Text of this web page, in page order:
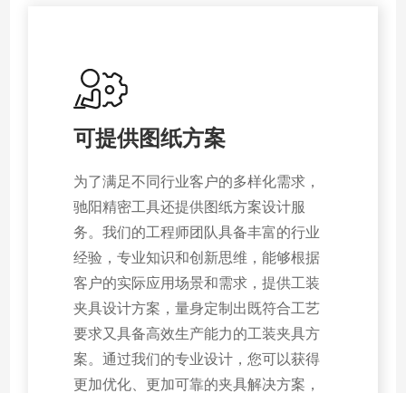
可提供图纸方案
为了满足不同行业客户的多样化需求，
驰阳精密工具还提供图纸方案设计服
务。我们的工程师团队具备丰富的行业
经验，专业知识和创新思维，能够根据
客户的实际应用场景和需求，提供工装
夹具设计方案，量身定制出既符合工艺
要求又具备高效生产能力的工装夹具方
案。通过我们的专业设计，您可以获得
更加优化、更加可靠的夹具解决方案，